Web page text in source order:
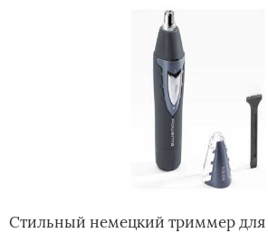
Стильный немецкий триммер